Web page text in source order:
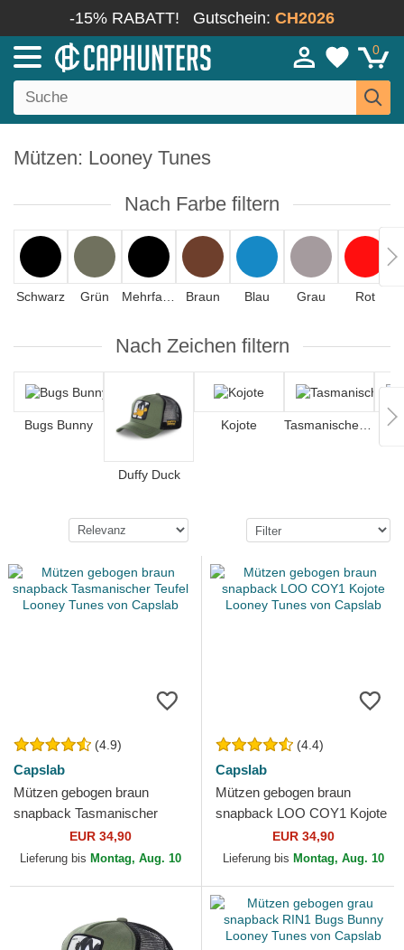
-15% RABATT! Gutschein: CH2026
0
Mützen: Looney Tunes
Nach Farbe filtern
Schwarz Grün Braun Blau Grau Rot
Nach Zeichen filtern
Bugs Bunny
Duffy Duck
Kojote Tasmanischer Teufel
(4.9)
Capslab
Mützen gebogen braun
snapback Tasmanischer
Teufel Looney Tunes von
Capslab
EUR 34,90
Lieferung bis Montag, Aug. 10
(4.4)
Capslab
Mützen gebogen braun
snapback LOO COY1 Kojote
Looney Tunes von Capslab
EUR 34,90
Lieferung bis Montag, Aug. 10